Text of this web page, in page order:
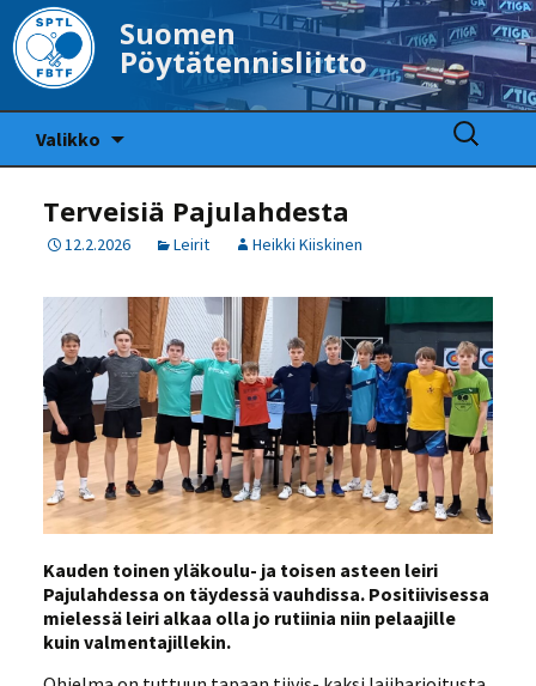
Suomen
Pöytätennisliitto
Valikko
Haku:
Terveisiä Pajulahdesta
12.2.2026 Leirit Heikki Kiiskinen
Kauden toinen yläkoulu- ja toisen asteen leiri
Pajulahdessa on täydessä vauhdissa. Positiivisessa
mielessä leiri alkaa olla jo rutiinia niin pelaajille
kuin valmentajillekin.